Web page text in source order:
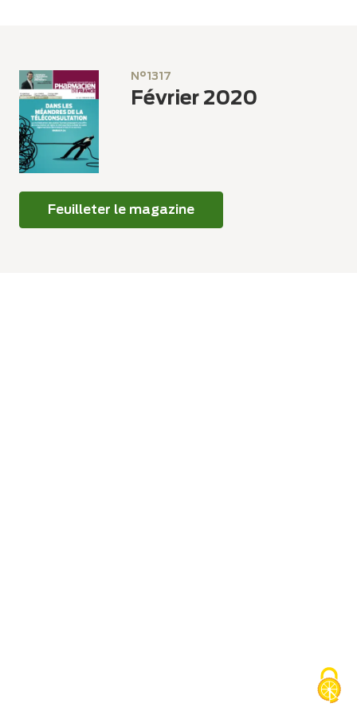
Feuilleter le magazine
N°1317
Février 2020